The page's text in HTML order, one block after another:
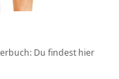
Du findest hier